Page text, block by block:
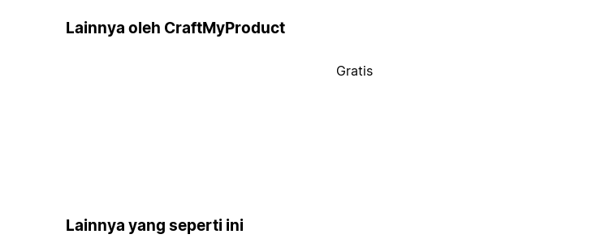
Lainnya oleh CraftMyProduct
Gratis
Lainnya yang seperti ini